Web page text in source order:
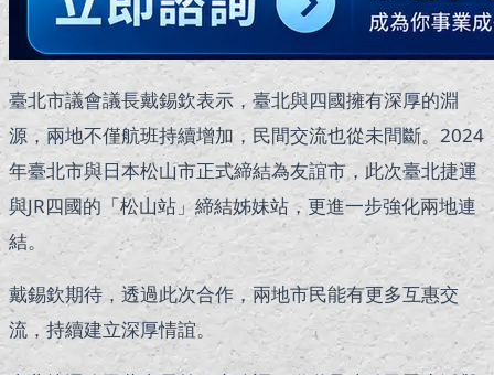
臺北市議會議長戴錫欽表示，臺北與四國擁有深厚的淵
源，兩地不僅航班持續增加，民間交流也從未間斷。2024
年臺北市與日本松山市正式締結為友誼市，此次臺北捷運
與JR四國的「松山站」締結姊妹站，更進一步強化兩地連
結。
戴錫欽期待，透過此次合作，兩地市民能有更多互惠交
流，持續建立深厚情誼。